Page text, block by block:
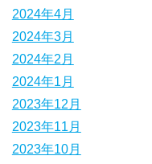
2024年4月
2024年3月
2024年2月
2024年1月
2023年12月
2023年11月
2023年10月